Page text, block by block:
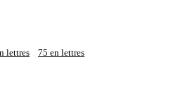
lettres 75 en lettres